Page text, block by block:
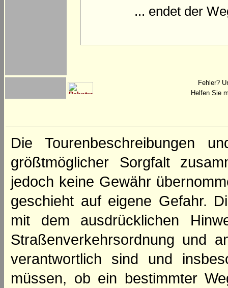
... endet der
Fehler?
Helfen Sie
Die Tourenbeschreibungen
größtmöglicher Sorgfalt
jedoch keine Gewähr
geschieht auf eigene Gefahr.
mit dem ausdrücklichen
Straßenverkehrsordnung und
verantwortlich sind und
müssen, ob ein bestimmter